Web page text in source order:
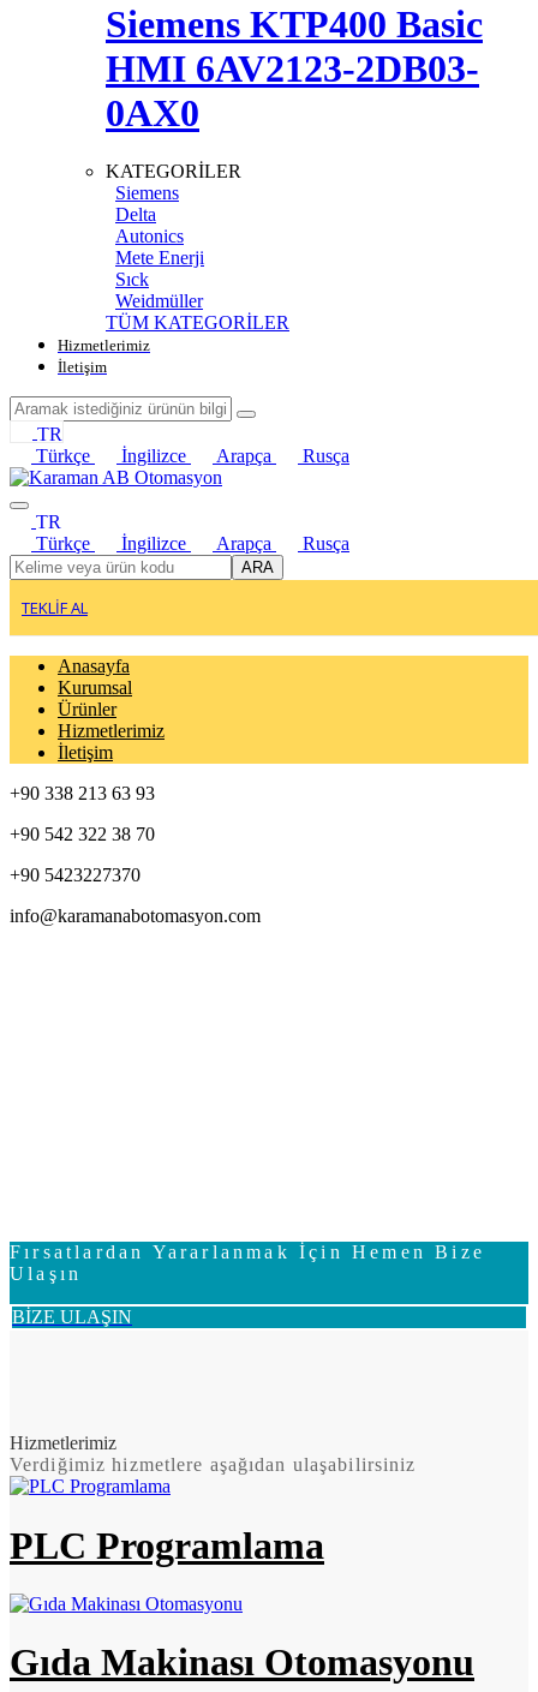
Siemens KTP400 Basic
HMI 6AV2123-2DB03-
0AX0
KATEGORİLER
Siemens
Delta
Autonics
Mete Enerji
Sıck
Weidmüller
TÜM KATEGORİLER
Hizmetlerimiz
İletişim
TR
Türkçe
İngilizce Arapça Rusça
TR
Türkçe
İngilizce Arapça Rusça
ARA
TEKLİF AL
Anasayfa
Kurumsal
Ürünler
Hizmetlerimiz
İletişim
+90 338 213 63 93
+90 542 322 38 70
+90 5423227370
info@karamanabotomasyon.com
Fırsatlardan Yararlanmak İçin Hemen Bize
Ulaşın
BİZE ULAŞIN
Hizmetlerimiz
Verdiğimiz hizmetlere aşağıdan ulaşabilirsiniz
PLC Programlama
Gıda Makinası Otomasyonu